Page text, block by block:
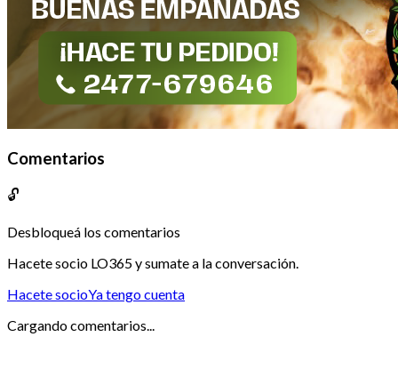
Comentarios
🔓
Desbloqueá los comentarios
Hacete socio LO365 y sumate a la conversación.
Hacete socioYa tengo cuenta
Cargando comentarios...